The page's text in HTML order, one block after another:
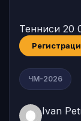
Тенниси 20
ЧМ-2026
Ivan